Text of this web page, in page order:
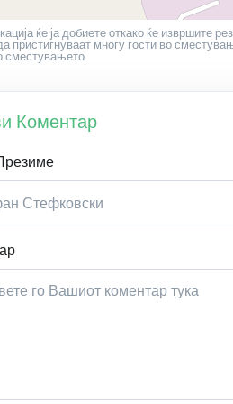
ќе ја добиете откако ќе извршите
пристигнуваат многу гости во
сместувањето.
Коментар